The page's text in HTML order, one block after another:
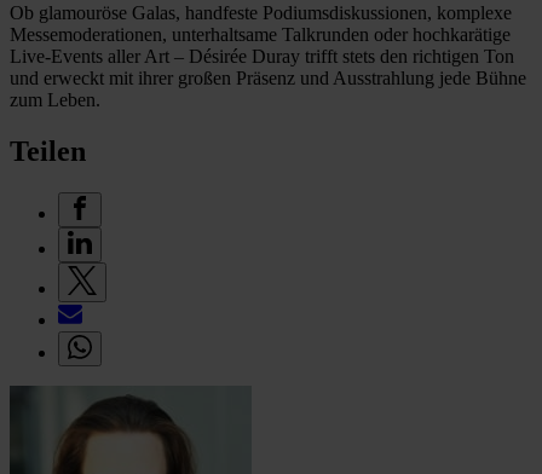
Ob glamouröse Galas, handfeste Podiumsdiskussionen, komplexe
Messemoderationen, unterhaltsame Talkrunden oder hochkarätige
Live-Events aller Art – Désirée Duray trifft stets den richtigen Ton
und erweckt mit ihrer großen Präsenz und Ausstrahlung jede Bühne
zum Leben.
Teilen